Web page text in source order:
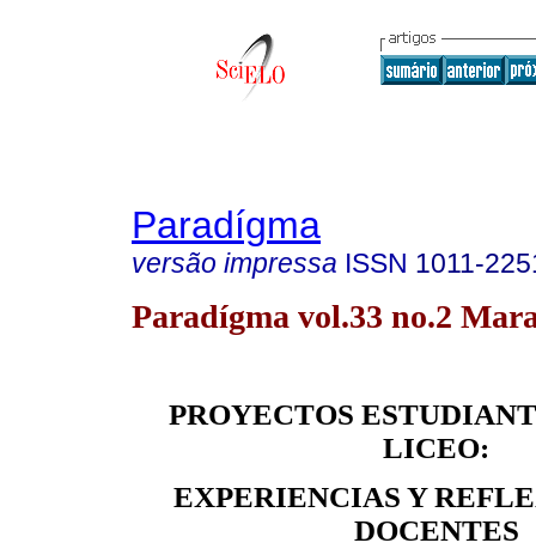
Paradígma
versão impressa ISSN 1011-
Paradígma vol.33 no.2
PROYECTOS
LICEO:
EXPERIENCIAS Y
DOCENTES